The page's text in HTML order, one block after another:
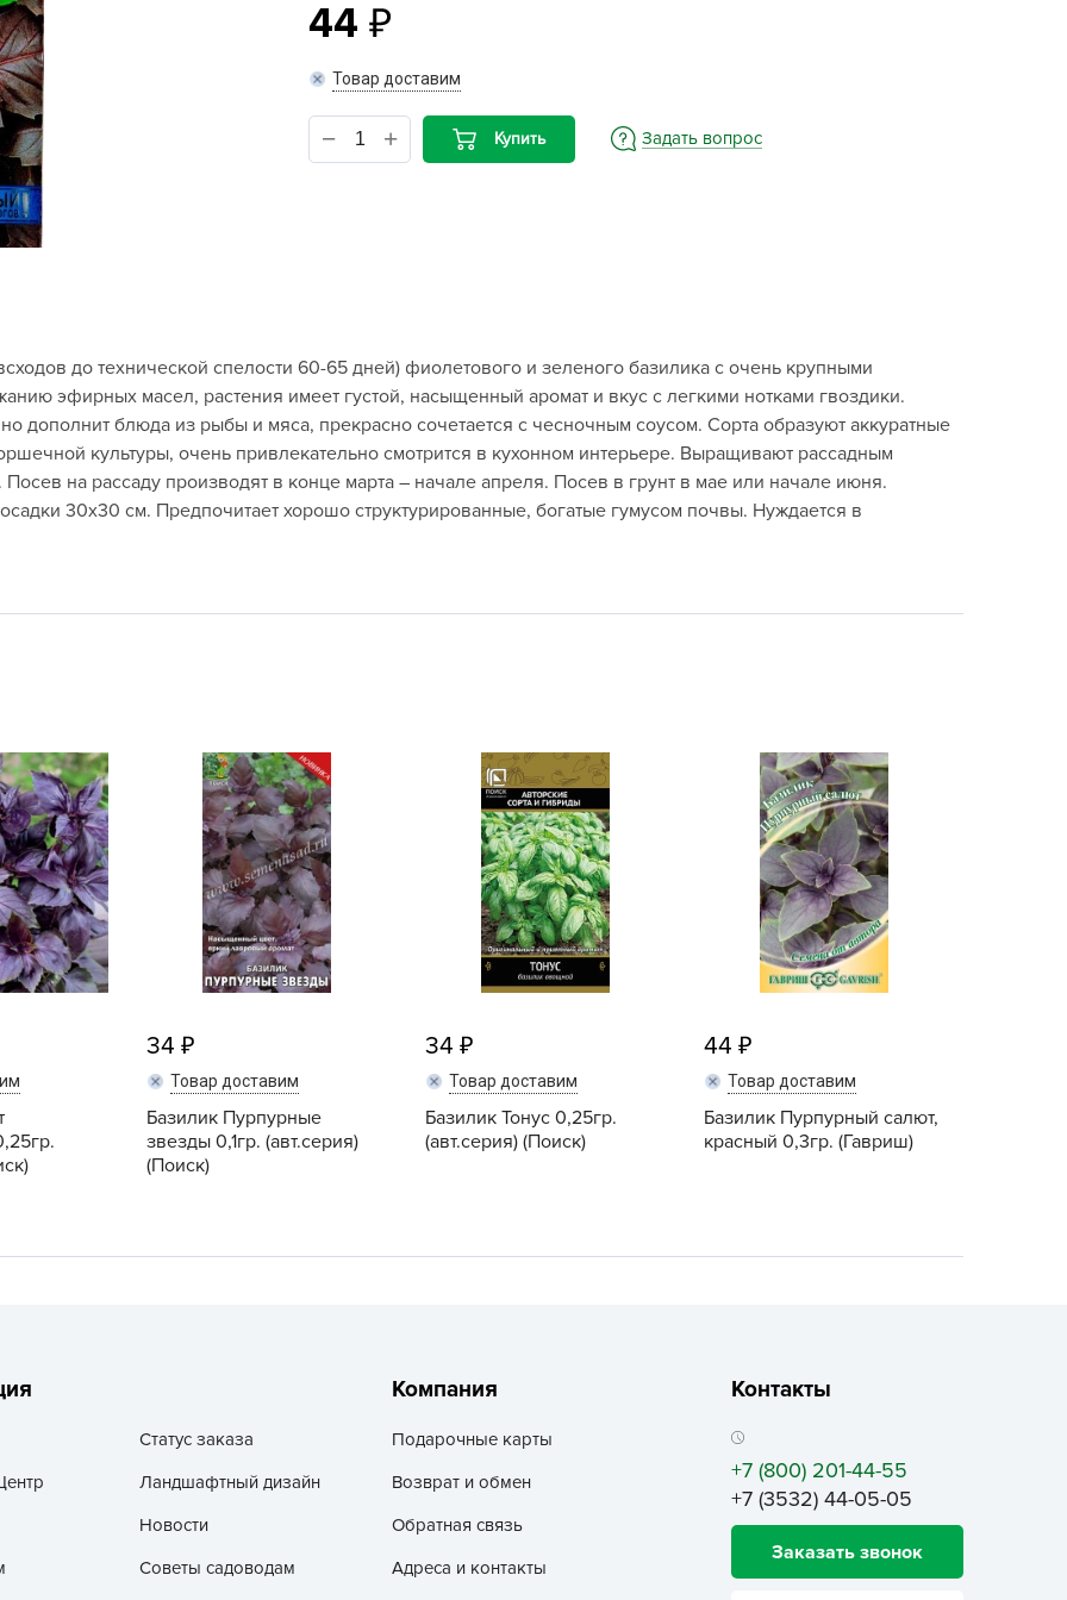
Bona Forte
Dacha Group
Grass
Green Boom
Grinda
GRIZZLY
HoZelock
LISTOK
Raco
Rehau
Robin Green
Rubit
Santino
Terra Vita
TORNADICA
VALBRENTA CHEMICALS
Zarit
АБТ Групп
Агрос
АГРОЭЛИТА
АЭЛИТА
Банные штучки
44
Товар доставим
Купить Задать вопрос
до технической спелости 60-65 дней) фиолетового и зеленого базилика с очень крупными
эфирных масел, растения имеет густой, насыщенный аромат и вкус с легкими нотками гвоздики.
дополнит блюда из рыбы и мяса, прекрасно сочетается с чесночным соусом. Сорта образуют аккуратные
культуры, очень привлекательно смотрится в кухонном интерьере. Выращивают рассадным
на рассаду производят в конце марта – начале апреля. Посев в грунт в мае или начале июня.
30x30 см. Предпочитает хорошо структурированные, богатые гумусом почвы. Нуждается в
34
Товар доставим
Базилик Пурпурные
звезды 0,1гр. (авт.серия)
(Поиск)
34
Товар доставим
Базилик Тонус 0,25гр.
(авт.серия) (Поиск)
44
Товар доставим
Базилик Пурпурный салют,
красный 0,3гр. (Гавриш)
Статус заказа
Ландшафтный дизайн
Новости
Советы садоводам
Компания
Подарочные карты
Возврат и обмен
Обратная связь
Адреса и контакты
Контакты
+7 (800) 201-44-55
+7 (3532) 44-05-05
Заказать звонок